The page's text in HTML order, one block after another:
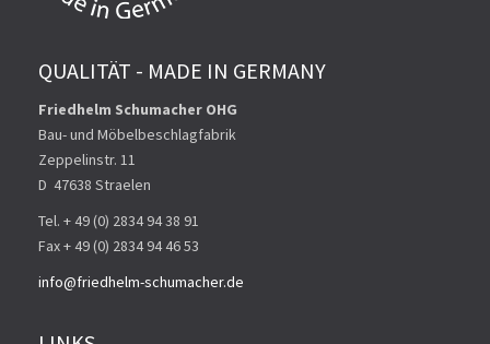
QUALITÄT - MADE IN GERMANY
Friedhelm Schumacher OHG
Bau- und Möbelbeschlagfabrik
Zeppelinstr. 11
D ­ 47638 Straelen
Tel. + 49 (0) 2834 94 38 91
Fax + 49 (0) 2834 94 46 53
info@friedhelm-schumacher.de